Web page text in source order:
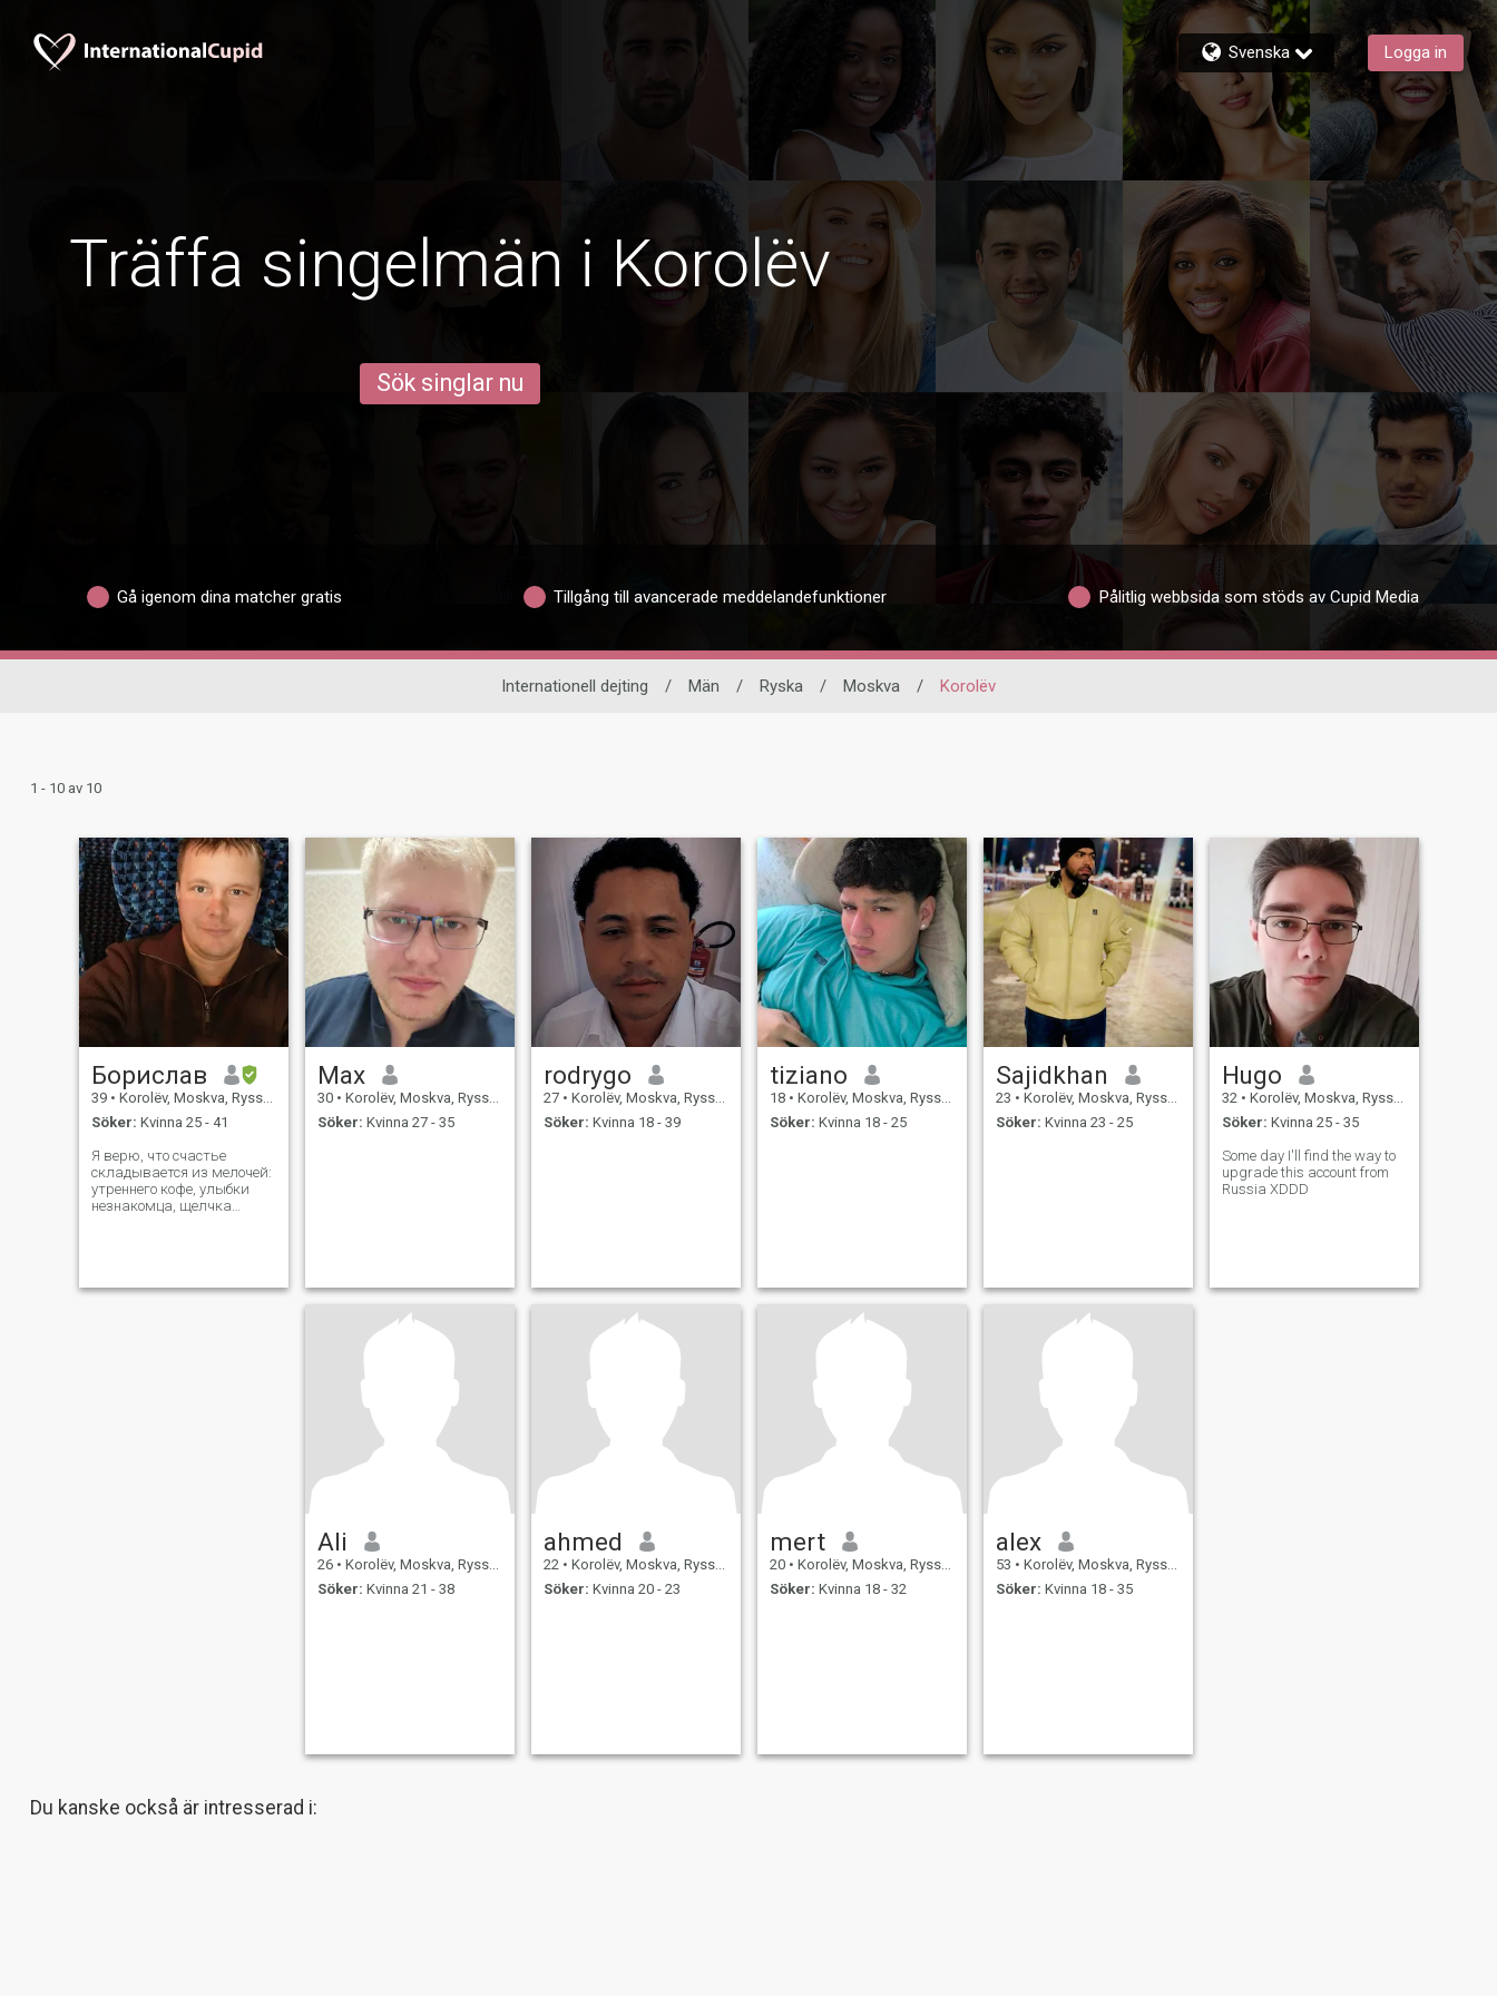
Svenska Logga in
Träffa singelmän i Korolëv
Sök singlar nu
Gå igenom dina matcher gratis Tillgång till avancerade meddelandefunktioner Pålitlig webbsida som stöds av Cupid Media
Internationell dejting / Män / Ryska / Moskva / Korolëv
1 - 10 av 10
Борислав
39 • Korolëv, Moskva, Ryssland
Söker: Kvinna 25 - 41
Я верю, что счастье
складывается из мелочей:
утреннего кофе, улыбки
незнакомца, щелчка
системы» в порядке. Веду
Max
30 • Korolëv, Moskva, Ryssland
Söker: Kvinna 27 - 35
rodrygo
27 • Korolëv, Moskva, Ryssland
Söker: Kvinna 18 - 39
tiziano
18 • Korolëv, Moskva, Ryssland
Söker: Kvinna 18 - 25
Sajidkhan
23 • Korolëv, Moskva, Ryssland
Söker: Kvinna 23 - 25
Hugo
32 • Korolëv, Moskva, Ryssland
Söker: Kvinna 25 - 35
Some day I'll find the way to
upgrade this account from
Russia XDDD
Ali
26 • Korolëv, Moskva, Ryssland
Söker: Kvinna 21 - 38
ahmed
22 • Korolëv, Moskva, Ryssland
Söker: Kvinna 20 - 23
mert
20 • Korolëv, Moskva, Ryssland
Söker: Kvinna 18 - 32
alex
53 • Korolëv, Moskva, Ryssland
Söker: Kvinna 18 - 35
Du kanske också är intresserad i: